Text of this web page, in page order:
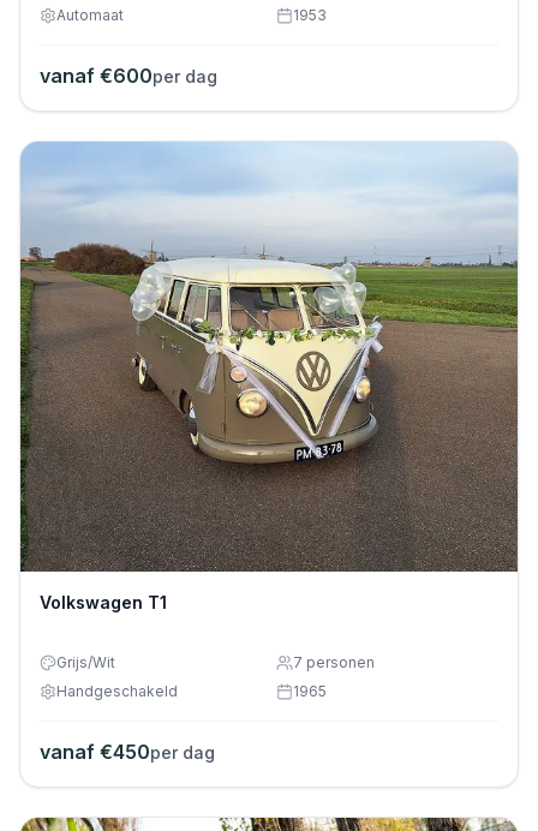
Automaat
1953
vanaf €600per dag
Volkswagen T1
Grijs/Wit 7 personen
Handgeschakeld
1965
vanaf €450per dag